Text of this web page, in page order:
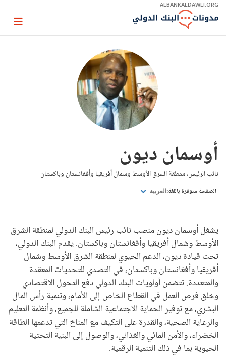
Skip
Main
ALBANKALDAWLI.ORG
Page
أوسمان ديون
نائب الرئيس، ممطقة الشرق الأوسط وشمال أفريقيا وأفغانستان وباكستان
الصفحة متوفرة باللغة: العربية
يشغل أوسمان ديون منصب نائب رئيس البنك الدولي لمنطقة الشرق
الأوسط وشمال أفريقيا وأفغانستان وباكستان. يقدم البنك الدولي،
تحت قيادة ديون، الدعم الحيوي لمنطقة الشرق الأوسط وشمال
أفريقيا وأفغانستان وباكستان، في التصدي للتحديات المعقدة
والمتعددة. تتضمن أولويات البنك الدولي دفع التحول الاقتصادي
وخلق فرص العمل في القطاع الخاص إلى الأمام، وتنمية رأس المال
البشري، مع توفير الحماية الاجتماعية الشاملة للجميع، وأنظمة التعليم
والرعاية الصحية، والقدرة على التكيف مع المناخ التي تدعمها الطاقة
الخضراء، والأمن المائي والغذائي، والوصول إلى البنية التحتية
الحيوية بما في ذلك التنمية الرقمية.